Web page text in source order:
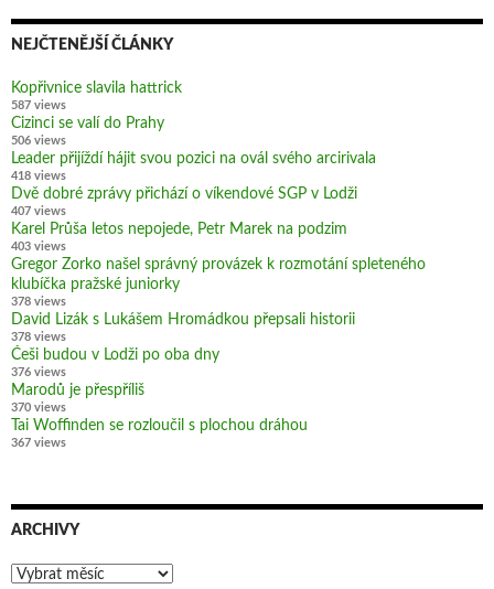
NEJČTENĚJŠÍ ČLÁNKY
Kopřivnice slavila hattrick
587 views
Cizinci se valí do Prahy
506 views
Leader přijíždí hájit svou pozici na ovál svého arcirivala
418 views
Dvě dobré zprávy přichází o víkendové SGP v Lodži
407 views
Karel Průša letos nepojede, Petr Marek na podzim
403 views
Gregor Zorko našel správný provázek k rozmotání spleteného
klubíčka pražské juniorky
378 views
David Lizák s Lukášem Hromádkou přepsali historii
378 views
Češi budou v Lodži po oba dny
376 views
Marodů je přespříliš
370 views
Tai Woffinden se rozloučil s plochou dráhou
367 views
ARCHIVY
Archivy